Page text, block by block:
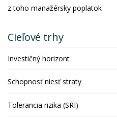
z toho manažérsky poplatok
Cieľové trhy
Investičný horizont
Schopnosť niesť straty
Tolerancia rizika (SRI)